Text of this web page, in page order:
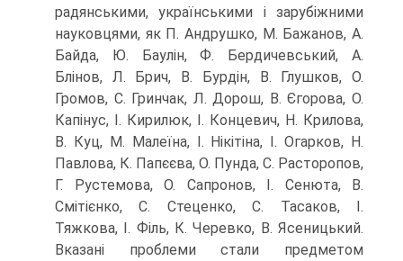
радянськими, українськими і зарубіжними
науковцями, як П. Андрушко, М. Бажанов, А.
Байда, Ю. Баулін, Ф. Бердичевський, А.
Блінов, Л. Брич, В. Бурдін, В. Глушков, О.
Громов, С. Гринчак, Л. Дорош, В. Єгорова, О.
Капінус, І. Кирилюк, І. Концевич, Н. Крилова,
В. Куц, М. Малеїна, І. Нікітіна, І. Огарков, Н.
Павлова, К. Папєєва, О. Пунда, С. Расторопов,
Г. Рустемова, О. Сапронов, І. Сенюта, В.
Смітієнко, С. Стеценко, С. Тасаков, І.
Тяжкова, І. Філь, К. Черевко, В. Ясеницький.
Вказані проблеми стали предметом